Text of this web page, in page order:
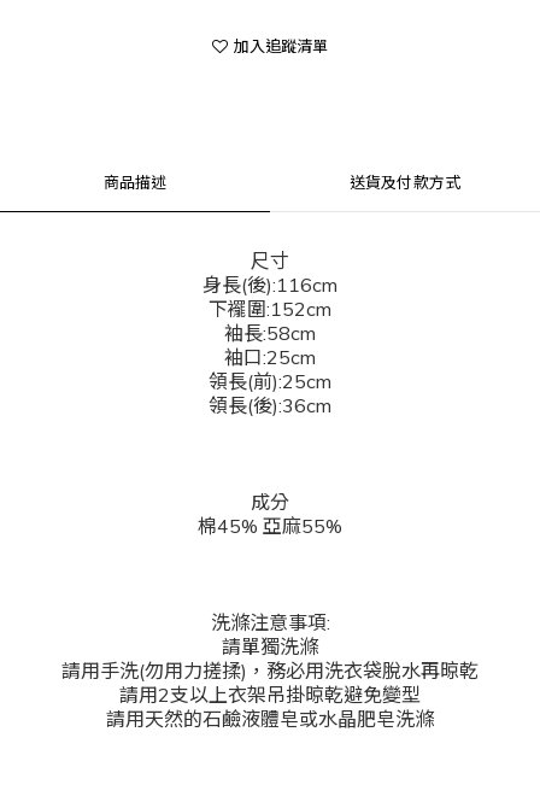
加入追蹤清單
商品描述 送貨及付款方式
尺寸
身長(後):116cm
下襬圍:152cm
袖長:58cm
袖口:25cm
領長(前):25cm
領長(後):36cm
成分
棉45% 亞麻55%
洗滌注意事項:
請單獨洗滌
請用手洗(勿用力搓揉)，務必用洗衣袋脫水再晾乾
請用2支以上衣架吊掛晾乾避免變型
請用天然的石鹼液體皂或水晶肥皂洗滌